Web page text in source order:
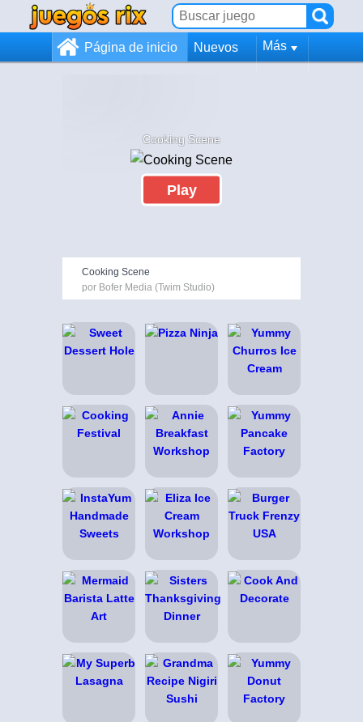
Página de inicio Nuevos Más
Cooking Scene
Play
Cooking Scene
por Bofer Media (Twim Studio)